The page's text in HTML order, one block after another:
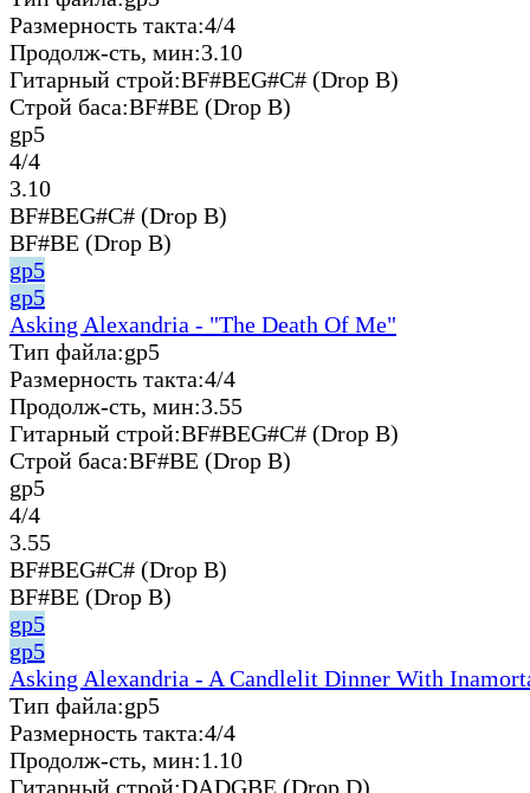
Размерность такта:4/4
Продолж-сть, мин:3.10
Гитарный строй:BF#BEG#C# (Drop B)
Строй баса:BF#BE (Drop B)
gp5
4/4
3.10
BF#BEG#C# (Drop B)
BF#BE (Drop B)
gp5
gp5
Asking Alexandria - "The Death Of Me"
Тип файла:gp5
Размерность такта:4/4
Продолж-сть, мин:3.55
Гитарный строй:BF#BEG#C# (Drop B)
Строй баса:BF#BE (Drop B)
gp5
4/4
3.55
BF#BEG#C# (Drop B)
BF#BE (Drop B)
gp5
gp5
Asking Alexandria - A Candlelit Dinner With
Тип файла:gp5
Размерность такта:4/4
Продолж-сть, мин:1.10
Гитарный строй:DADGBE (Drop D)